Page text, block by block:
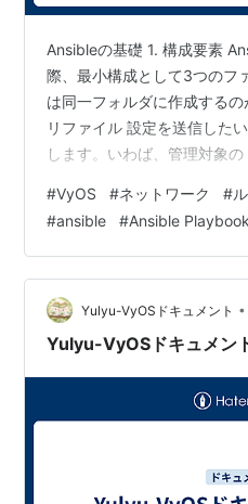
Ansibleの基礎 1. 構成要素
際、最小構成として3つのフ
は同一フォルダに作成する
リファイル 設定を送信した
します。いわば、管理対象
式を指定します。通常、ini形
ァイル名は特に規定はありま
のが一般的です。 IPアドレ
IPアドレス。パラメータ名
ザ名とパスワード ログイン
#VyOS #ネットワーク #
#ansible #Ansible Playbook
Yulyu-VyOSドキュメント •
Yulyu-VyOSドキュメ